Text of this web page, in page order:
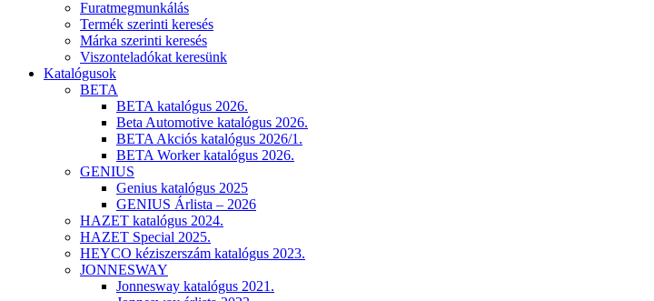
Furatmegmunkálás
Termék szerinti keresés
Márka szerinti keresés
Viszonteladókat keresünk
Katalógusok
BETA
BETA katalógus 2026.
Beta Automotive katalógus 2026.
BETA Akciós katalógus 2026/1.
BETA Worker katalógus 2026.
GENIUS
Genius katalógus 2025
GENIUS Árlista – 2026
HAZET katalógus 2024.
HAZET Special 2025.
HEYCO kéziszerszám katalógus 2023.
JONNESWAY
Jonnesway katalógus 2021.